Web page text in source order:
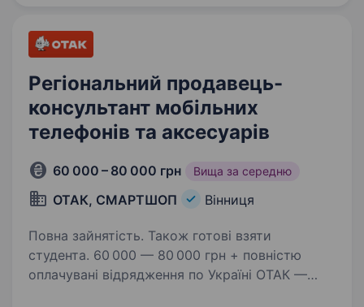
Регіональний продавець-
консультант мобільних
телефонів та аксесуарів
60 000 – 80 000 грн Вища за середню
ОТАК, СМАРТШОП Вінниця
Повна зайнятість. Також готові взяти
студента. 60 000 — 80 000 грн + повністю
оплачувані відрядження по Україні ОТАК —